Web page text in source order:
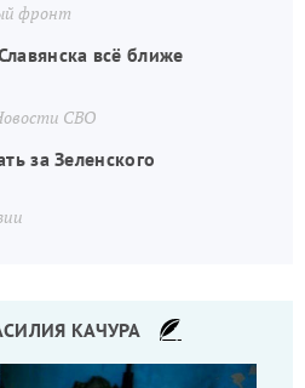
фронт
всё ближе
СВО
за Зеленского
КАЧУРА